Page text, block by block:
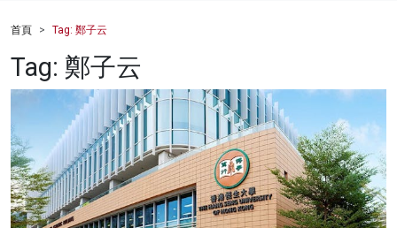
財經
健康
科技
影片
首頁 Tag: 鄭子云
Tag: 鄭子云